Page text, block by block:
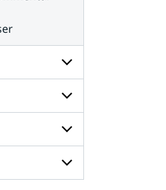
Undersidor
för
Radar
och
satellit
Undersidor
för
Väder
till
havs
Undersidor
för